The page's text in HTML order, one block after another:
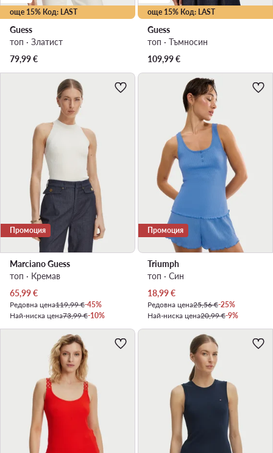
още 15% Код: LAST
Guess
топ · Златист
79,99€
още 15% Код: LAST
Guess
топ · Тъмносин
109,99€
Промоция
Marciano Guess
топ · Кремав
Актуална цена
65,99€
Редовна цена119,99 €-45%
Най-ниска цена73,99 €-10%
Промоция
Triumph
топ · Син
Актуална цена
18,99€
Редовна цена25,56 €-25%
Най-ниска цена20,99 €-9%